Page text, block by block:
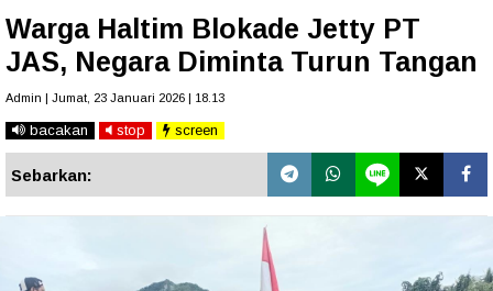
Warga Haltim Blokade Jetty PT
JAS, Negara Diminta Turun Tangan
Admin | Jumat, 23 Januari 2026 | 18.13
bacakan stop screen
Sebarkan: